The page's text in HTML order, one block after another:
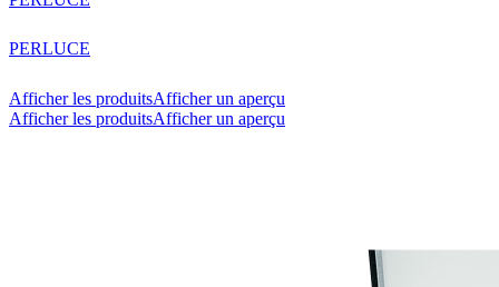
PERLUCE
Afficher les produitsAfficher un aperçu
Afficher les produitsAfficher un aperçu